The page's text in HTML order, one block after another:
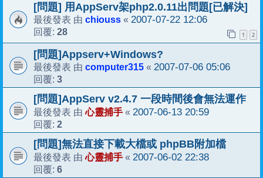
[問題] 用AppServ架php2.0.11出問題[已解決]
最後發表 由 chiouss « 2007-07-22 12:06
回覆: 28 1 2
[問題]Appserv+Windows?
最後發表 由 computer315 « 2007-07-06 05:06
回覆: 3
[問題]AppServ v2.4.7 一段時間後會無法運作
最後發表 由心靈捕手 « 2007-06-13 20:59
回覆: 2
[問題]無法直接下載大檔或 phpBB附加檔
最後發表 由心靈捕手 « 2007-06-02 22:38
回覆: 6